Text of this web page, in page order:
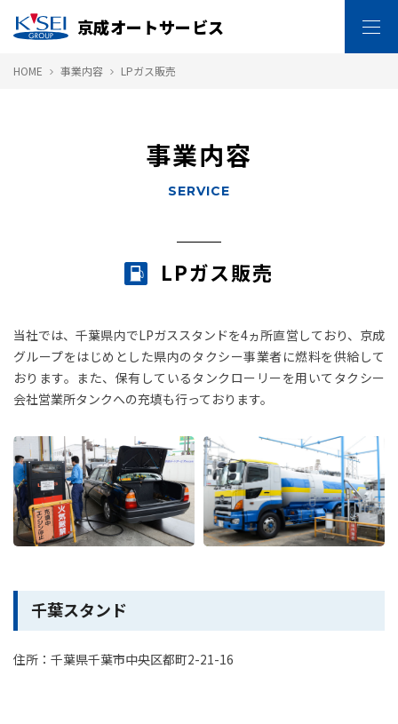
京成オートサービス
HOME 事業内容 LPガス販売
事業内容
SERVICE
LPガス販売
当社では、千葉県内でLPガススタンドを4ヵ所直営しており、京成
グループをはじめとした県内のタクシー事業者に燃料を供給して
おります。また、保有しているタンクローリーを用いてタクシー
会社営業所タンクへの充填も行っております。
千葉スタンド
住所：千葉県千葉市中央区都町2-21-16